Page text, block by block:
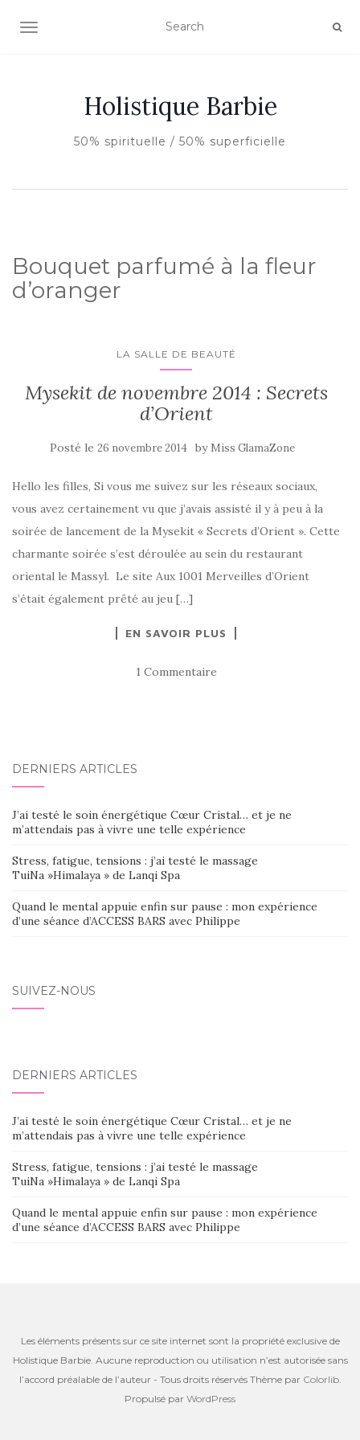
AFFICHER/MASQUER LA NAVIGATION
Holistique Barbie
50% spirituelle / 50% superficielle
Bouquet parfumé à la fleur
d’oranger
LA SALLE DE BEAUTÉ
Mysekit de novembre 2014 : Secrets
d’Orient
Posté le 26 novembre 2014 by Miss GlamaZone
Hello les filles, Si vous me suivez sur les réseaux sociaux,
vous avez certainement vu que j’avais assisté il y à peu à la
soirée de lancement de la Mysekit « Secrets d’Orient ». Cette
charmante soirée s’est déroulée au sein du restaurant
oriental le Massyl. Le site Aux 1001 Merveilles d’Orient
s’était également prêté au jeu […]
EN SAVOIR PLUS
1 Commentaire
DERNIERS ARTICLES
J’ai testé le soin énergétique Cœur Cristal… et je ne
m’attendais pas à vivre une telle expérience
Stress, fatigue, tensions : j’ai testé le massage
TuiNa »Himalaya » de Lanqi Spa
Quand le mental appuie enfin sur pause : mon expérience
d’une séance d’ACCESS BARS avec Philippe
SUIVEZ-NOUS
DERNIERS ARTICLES
J’ai testé le soin énergétique Cœur Cristal… et je ne
m’attendais pas à vivre une telle expérience
Stress, fatigue, tensions : j’ai testé le massage
TuiNa »Himalaya » de Lanqi Spa
Quand le mental appuie enfin sur pause : mon expérience
d’une séance d’ACCESS BARS avec Philippe
Les éléments présents sur ce site internet sont la propriété exclusive de
Holistique Barbie. Aucune reproduction ou utilisation n’est autorisée sans
l’accord préalable de l’auteur - Tous droits réservés Thème par Colorlib.
Propulsé par WordPress